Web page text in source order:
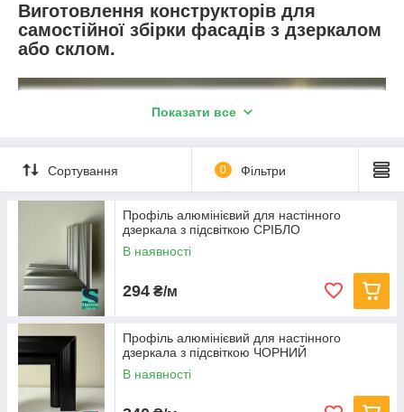
Виготовлення конструкторів для
самостійної збірки фасадів з дзеркалом
або склом.
Показати все
Сортування 0 Фільтри
Профіль алюмінієвий для настінного
дзеркала з підсвіткою СРІБЛО
В наявності
294 ₴/м
Профіль алюмінієвий для настінного
дзеркала з підсвіткою ЧОРНИЙ
В наявності